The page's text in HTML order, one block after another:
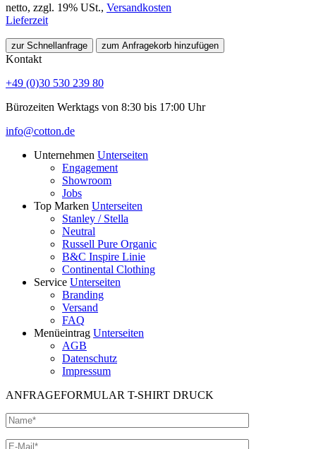
netto, zzgl. 19% USt., Versandkosten
Lieferzeit
zur Schnellanfrage zum Anfragekorb hinzufügen
Kontakt
+49 (0)30 530 239 80
Bürozeiten Werktags von 8:30 bis 17:00 Uhr
info@cotton.de
Unternehmen Unterseiten
Engagement
Showroom
Jobs
Top Marken Unterseiten
Stanley / Stella
Neutral
Russell Pure Organic
B&C Inspire Linie
Continental Clothing
Service Unterseiten
Branding
Versand
FAQ
Menüeintrag Unterseiten
AGB
Datenschutz
Impressum
ANFRAGEFORMULAR T-SHIRT DRUCK